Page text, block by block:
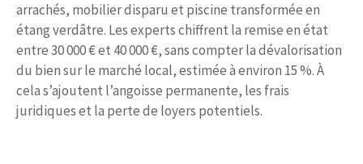
arrachés, mobilier disparu et piscine transformée en
étang verdâtre. Les experts chiffrent la remise en état
entre 30 000 € et 40 000 €, sans compter la dévalorisation
du bien sur le marché local, estimée à environ 15 %. À
cela s’ajoutent l’angoisse permanente, les frais
juridiques et la perte de loyers potentiels.